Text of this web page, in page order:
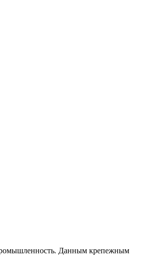
. Данным крепежным